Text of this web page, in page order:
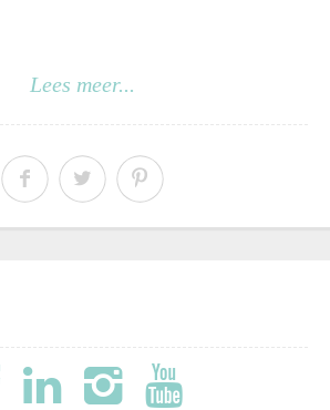
Lees meer...